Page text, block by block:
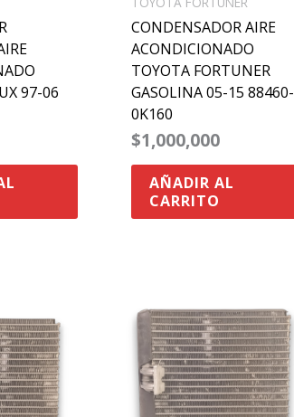
97-06
CONDENSADOR AIRE
ACONDICIONADO
TOYOTA FORTUNER
GASOLINA 05-15 88460-
0K160
$1,000,000
AÑADIR AL
CARRITO